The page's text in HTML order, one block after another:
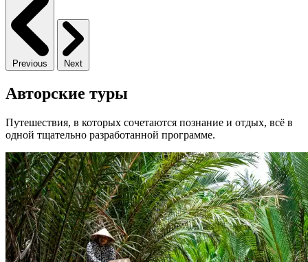
Previous Next
Авторские туры
Путешествия, в которых сочетаются познание и отдых, всё в
одной тщательно разработанной программе.